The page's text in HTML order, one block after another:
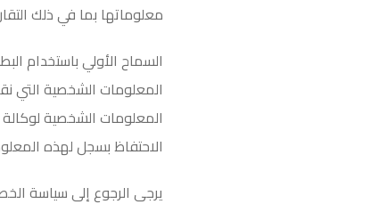
معلوماتها بما في ذلك
السماح الأولي باستخدام
المعلومات الشخصية التي
المعلومات الشخصية
الاحتفاظ بسجل لهذه
يرجى الرجوع إلى سياسة